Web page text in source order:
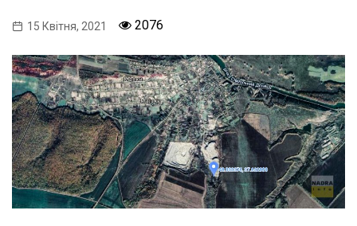
15 Квітня, 2021 2076